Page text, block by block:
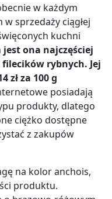
w każdym
sprzedaży ciągłej
kuchni
jest ona najczęściej
rybnych. Jej
zł za 100 g
posiadają
produkty, dlatego
ciężko dostępne
z zakupów
na kolor anchois,
produktu.